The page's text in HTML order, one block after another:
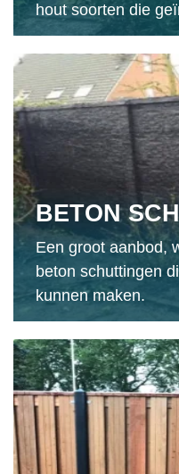
hout soorten die
BETON
Een groot aanbod,
beton schuttingen
kunnen maken.